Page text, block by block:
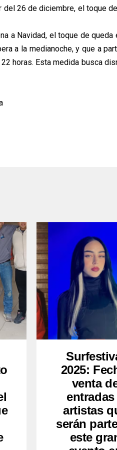
del 26 de diciembre, el toque
a Navidad, el toque de
a la medianoche, y que a
horas. Esta medida busca
2025:
venta
entradas
artistas
serán
este